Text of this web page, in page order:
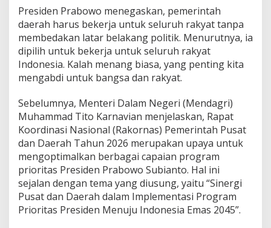
Presiden Prabowo menegaskan, pemerintah
daerah harus bekerja untuk seluruh rakyat tanpa
membedakan latar belakang politik. Menurutnya, ia
dipilih untuk bekerja untuk seluruh rakyat
Indonesia. Kalah menang biasa, yang penting kita
mengabdi untuk bangsa dan rakyat.
Sebelumnya, Menteri Dalam Negeri (Mendagri)
Muhammad Tito Karnavian menjelaskan, Rapat
Koordinasi Nasional (Rakornas) Pemerintah Pusat
dan Daerah Tahun 2026 merupakan upaya untuk
mengoptimalkan berbagai capaian program
prioritas Presiden Prabowo Subianto. Hal ini
sejalan dengan tema yang diusung, yaitu “Sinergi
Pusat dan Daerah dalam Implementasi Program
Prioritas Presiden Menuju Indonesia Emas 2045”.